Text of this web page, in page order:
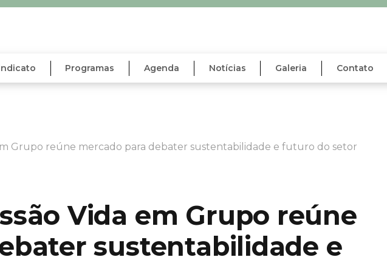
Programas Agenda Notícias Galeria Contato
Grupo reúne mercado para debater sustentabilidade e futuro do setor
Vida em Grupo reúne
sustentabilidade e